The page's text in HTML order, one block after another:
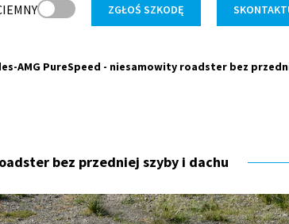
ZGŁOŚ SZKODĘ
AMG PureSpeed - niesamowity roadster bez
bez przedniej szyby i dachu